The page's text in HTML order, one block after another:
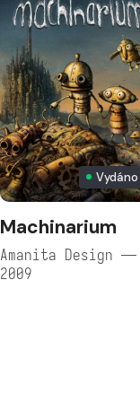
Vydáno
Machinarium
Amanita Design —
2009